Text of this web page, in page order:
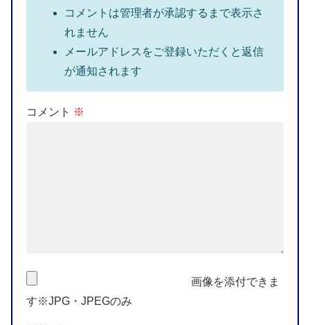
コメントは管理者が承認するまで表示さ
れません
メールアドレスをご登録いただくと返信
が通知されます
コメント ※
画像を添付できま
す※JPG・JPEGのみ